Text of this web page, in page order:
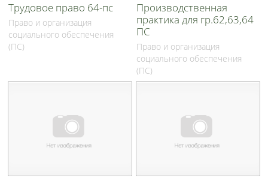
Трудовое право 64-пс
Право и организация
социального обеспечения
(ПС)
Производственная
практика для гр.62,63,64
ПС
Право и организация
социального обеспечения
(ПС)